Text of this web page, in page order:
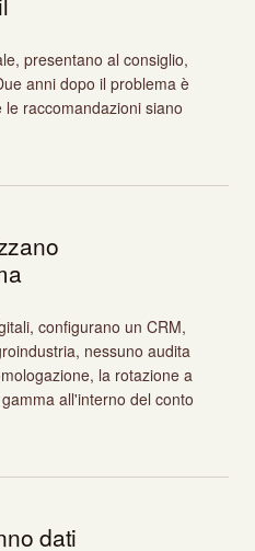
presentano al consiglio,
anni dopo il problema è
raccomandazioni siano
configurano un CRM,
nessuno audita
la rotazione a
all'interno del conto
dati